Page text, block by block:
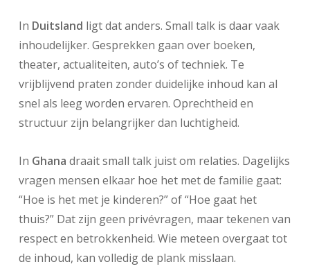
In Duitsland ligt dat anders. Small talk is daar vaak
inhoudelijker. Gesprekken gaan over boeken,
theater, actualiteiten, auto’s of techniek. Te
vrijblijvend praten zonder duidelijke inhoud kan al
snel als leeg worden ervaren. Oprechtheid en
structuur zijn belangrijker dan luchtigheid.
In Ghana draait small talk juist om relaties. Dagelijks
vragen mensen elkaar hoe het met de familie gaat:
“Hoe is het met je kinderen?” of “Hoe gaat het
thuis?” Dat zijn geen privévragen, maar tekenen van
respect en betrokkenheid. Wie meteen overgaat tot
de inhoud, kan volledig de plank misslaan.